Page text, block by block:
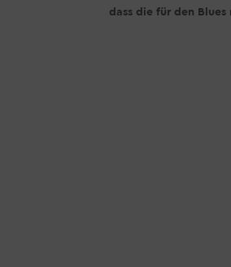
dass die für den Blues